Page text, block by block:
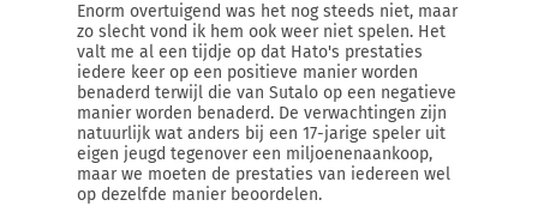
Enorm overtuigend was het nog steeds niet, maar
zo slecht vond ik hem ook weer niet spelen. Het
valt me al een tijdje op dat Hato's prestaties
iedere keer op een positieve manier worden
benaderd terwijl die van Sutalo op een negatieve
manier worden benaderd. De verwachtingen zijn
natuurlijk wat anders bij een 17-jarige speler uit
eigen jeugd tegenover een miljoenenaankoop,
maar we moeten de prestaties van iedereen wel
op dezelfde manier beoordelen.